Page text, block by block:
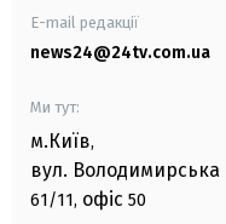
E-mail редакції
news24@24tv.com.ua
Ми тут:
м.Київ,
вул. Володимирська
61/11, офіс 50